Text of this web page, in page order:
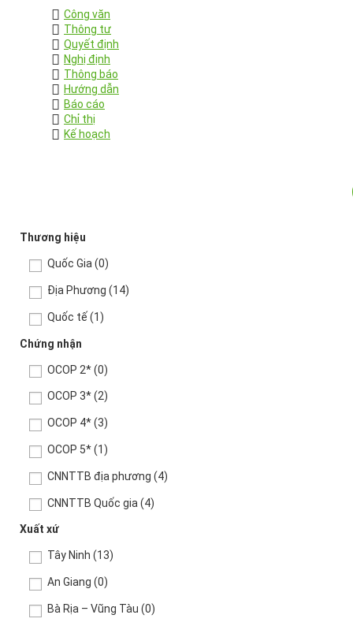
Công văn
Thông tư
Quyết định
Nghị định
Thông báo
Hướng dẫn
Báo cáo
Chỉ thị
Kế hoạch
Thương hiệu
Quốc Gia(0)
Địa Phương (14)
Quốc tế (1)
Chứng nhận
OCOP 2*(0)
OCOP 3*(2)
OCOP 4*(3)
OCOP 5*(1)
CNNTTB địa phương (4)
CNNTTB Quốc gia (4)
Xuất xứ
Tây Ninh (13)
An Giang (0)
Bà Rịa – Vũng Tàu (0)